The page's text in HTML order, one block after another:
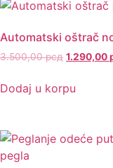
Automatski oštrač
3.500,00рсд 1.290,00
Dodaj u korpu